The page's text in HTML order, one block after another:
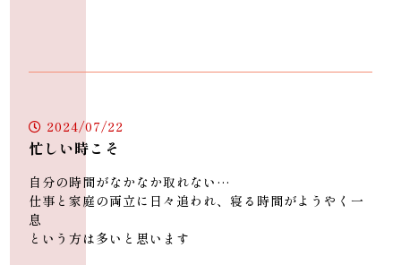
2024/07/22
忙しい時こそ
自分の時間がなかなか取れない…
仕事と家庭の両立に日々追われ、寝る時間がようやく一
息
という方は多いと思います